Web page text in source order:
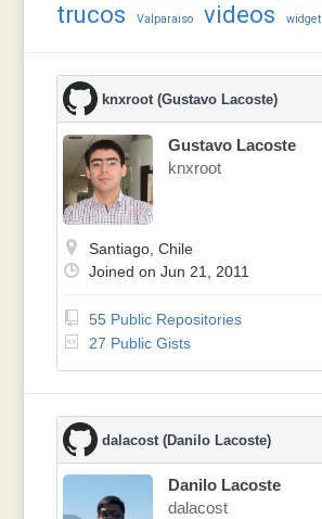
trucos Valparaiso videos widget
knxroot (Gustavo Lacoste)
Gustavo Lacoste
knxroot
Santiago, Chile
Joined on Jun 21, 2011
55 Public Repositories
27 Public Gists
dalacost (Danilo Lacoste)
Danilo Lacoste
dalacost